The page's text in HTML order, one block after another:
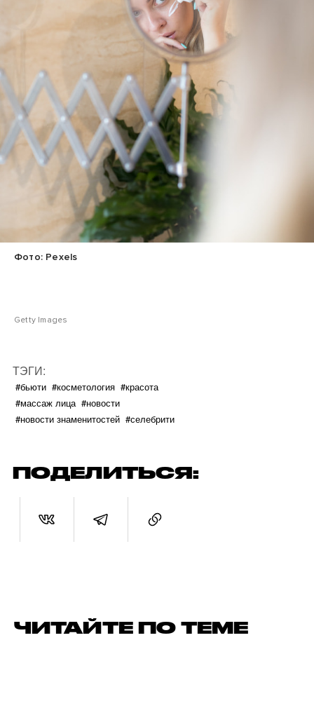
Фото: Pexels
Getty Images
ТЭГИ:
#бьюти #косметология #красота
#массаж лица #новости
#новости знаменитостей #селебрити
ПОДЕЛИТЬСЯ:
ЧИТАЙТЕ ПО ТЕМЕ